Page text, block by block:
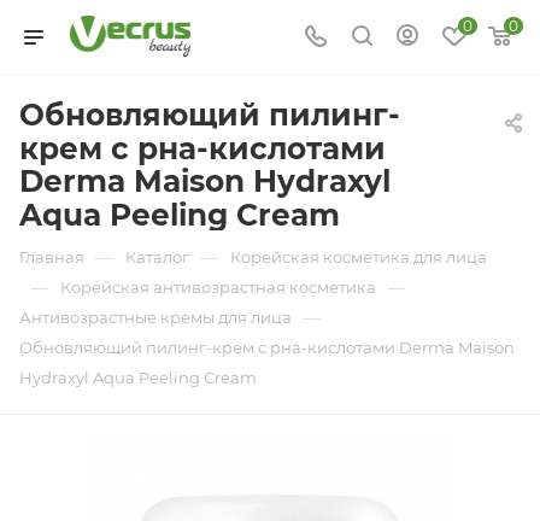
0 0
Обновляющий пилинг-
крем с рна-кислотами
Derma Maison Hydraxyl
Aqua Peeling Cream
Главная — Каталог — Корейская косметика для лица
— Корейская антивозрастная косметика —
Антивозрастные кремы для лица —
Обновляющий пилинг-крем с рна-кислотами Derma Maison
Hydraxyl Aqua Peeling Cream